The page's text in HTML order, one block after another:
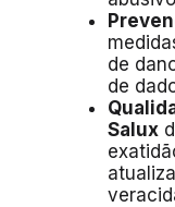
de
de
Salux